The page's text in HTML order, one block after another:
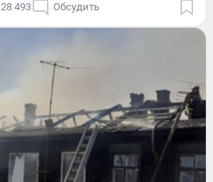
28 493 Обсудить